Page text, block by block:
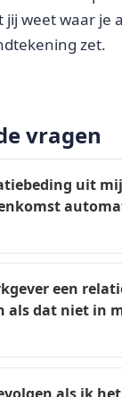
weet waar je
zet.
vragen
uit
een
als dat niet in